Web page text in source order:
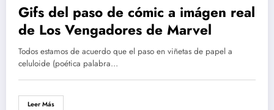
Gifs del paso de cómic a imágen real
de Los Vengadores de Marvel
Todos estamos de acuerdo que el paso en viñetas de papel a
celuloide (poética palabra…
Leer Más